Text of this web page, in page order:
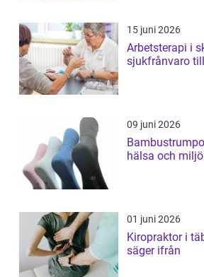
15 juni 2026
Arbetsterapi i
sjukfrånvaro
09 juni 2026
hälsa och miljö
01 juni 2026
Kiropraktor i täby när
säger ifrån